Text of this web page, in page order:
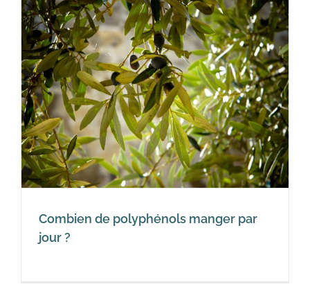
Combien de polyphénols manger par
jour ?